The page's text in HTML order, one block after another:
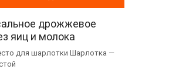
дрожжевое
яиц и молока
для шарлотки Шарлотка —